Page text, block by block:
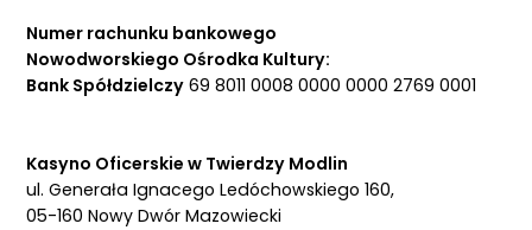
Numer rachunku bankowego
Nowodworskiego Ośrodka Kultury:
Bank Spółdzielczy69 8011 0008 0000 0000 2769 0001
Kasyno Oficerskie w Twierdzy Modlin
ul. Generała Ignacego Ledóchowskiego 160,
05-160 Nowy Dwór Mazowiecki